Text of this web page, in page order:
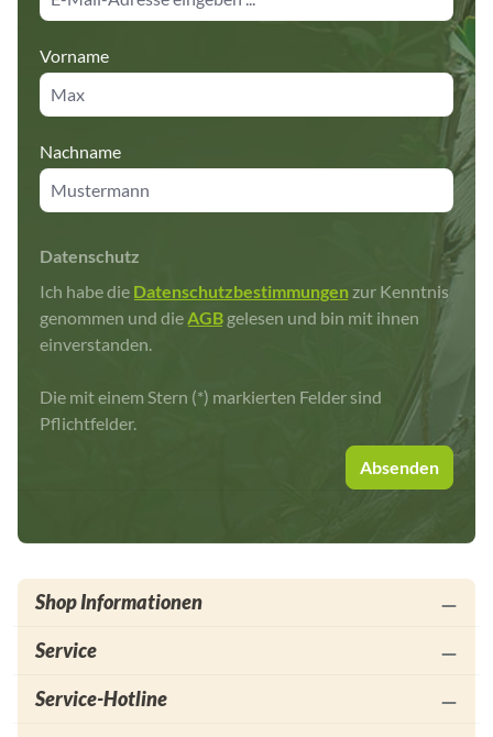
Vorname
Nachname
Datenschutz
Ich habe die Datenschutzbestimmungen zur Kenntnis
genommen und dieAGB gelesen und bin mit ihnen
einverstanden.
Die mit einem Stern (*) markierten Felder sind
Pflichtfelder.
Absenden
Shop Informationen
Service
Service-Hotline